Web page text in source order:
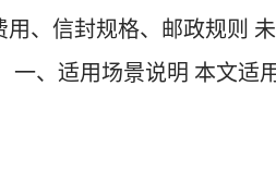
、信封规格、邮政规则
一、适用场景说明 本文适